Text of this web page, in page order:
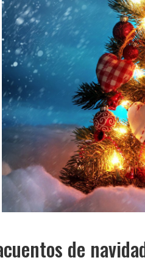
de